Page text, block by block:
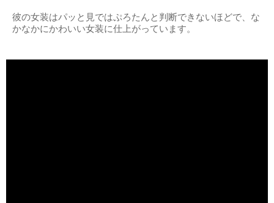
彼の女装はパッと見ではぷろたんと判断できないほどで、な
かなかにかわいい女装に仕上がっています。